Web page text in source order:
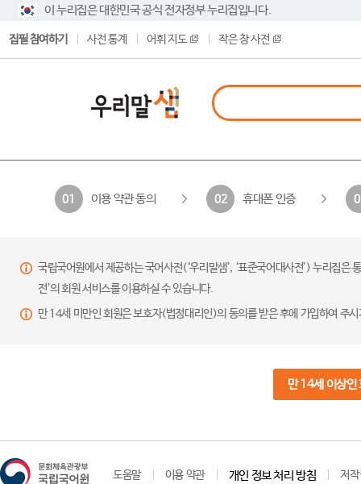
이 누리집은 대한민국 공식 전자정부 누리집입니다.
집필 참여하기 사전 통계 어휘 지도 작은 창 사전
01 이용 약관 동의 02 휴대폰 인증
국립국어원에서 제공하는 국어사전(‘우리말샘’, ‘표준국어대사전’) 누리집
전’의 회원 서비스를 이용하실 수 있습니다.
만 14세 미만인 회원은 보호자(법정대리인)의 동의를 받은 후에 가입하여 주
만 14세 이상인
도움말 이용 약관 개인 정보 처리 방침 저